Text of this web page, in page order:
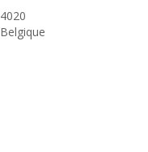
4020
Belgique